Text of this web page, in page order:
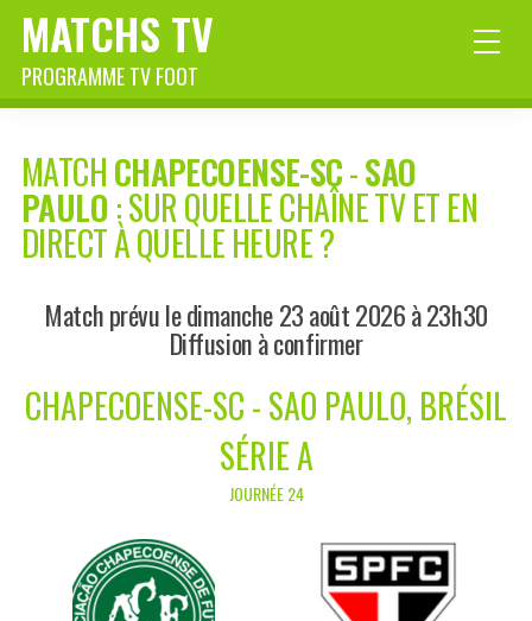
MATCHS TV
PROGRAMME TV FOOT
MATCHCHAPECOENSE-SC-SAO
PAULO: SUR QUELLE CHAÎNE TV ET EN
DIRECT À QUELLE HEURE ?
Match prévu le dimanche 23 août 2026 à 23h30
Diffusion à confirmer
CHAPECOENSE-SC - SAO PAULO, BRÉSIL
SÉRIE A
JOURNÉE 24